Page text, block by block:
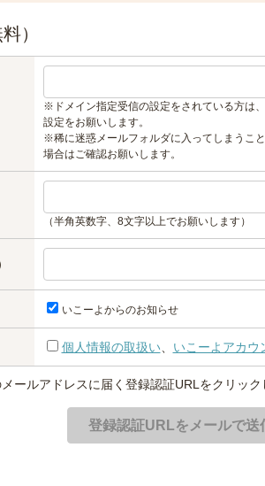
）
※ドメイン指定受信の設定をされている方は、
設定をお願いします。
※稀に迷惑メールフォルダに入ってしまうこ
場合はご確認お願いします。
（半角英数字、8文字以上でお願いします）
いこーよからのお知らせ
個人情報の取扱い、 いこーよアカウ
ールアドレスに届く登録認証URLをクリック